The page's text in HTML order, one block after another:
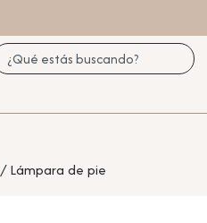
/ Lámpara de pie